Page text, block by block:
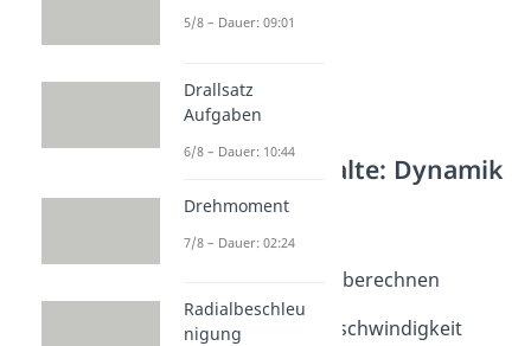
Weitere Inhalte: Dynamik
Geschwindigkeit
Geschwindigkeit
Dauer: 03:12
Geschwindigkeit berechnen
Dauer: 03:49
Durchschnittsgeschwindigkeit
5/8 – Dauer: 09:01
Drallsatz
Aufgaben
6/8 – Dauer: 10:44
Drehmoment
7/8 – Dauer: 02:24
Radialbeschleu
nigung